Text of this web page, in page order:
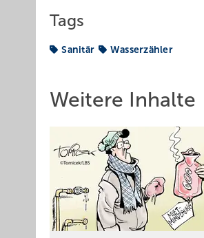
Tags
Sanitär Wasserzähler
Weitere Inhalte